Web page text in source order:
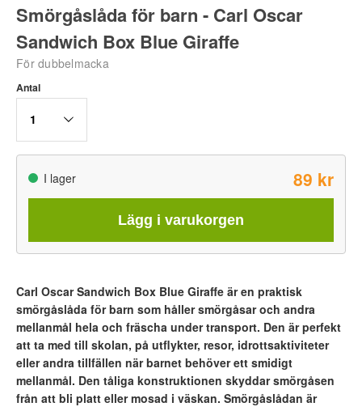
Smörgåslåda för barn - Carl Oscar
Sandwich Box Blue Giraffe
För dubbelmacka
Antal
1
I lager 89 kr
Lägg i varukorgen
Carl Oscar Sandwich Box Blue Giraffe är en praktisk
smörgåslåda för barn som håller smörgåsar och andra
mellanmål hela och fräscha under transport. Den är perfekt
att ta med till skolan, på utflykter, resor, idrottsaktiviteter
eller andra tillfällen när barnet behöver ett smidigt
mellanmål. Den tåliga konstruktionen skyddar smörgåsen
från att bli platt eller mosad i väskan. Smörgåslådan är